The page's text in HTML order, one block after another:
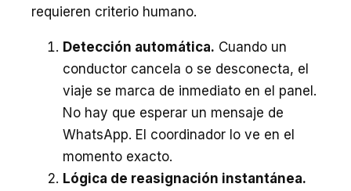
requieren criterio humano.
Detección automática. Cuando un
conductor cancela o se desconecta, el
viaje se marca de inmediato en el panel.
No hay que esperar un mensaje de
WhatsApp. El coordinador lo ve en el
momento exacto.
Lógica de reasignación instantánea.